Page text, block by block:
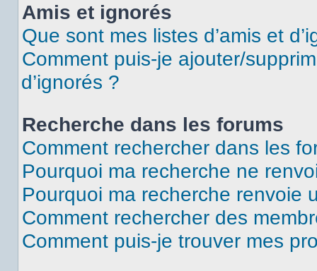
Amis et ignorés
Que sont mes listes d’amis et
Comment puis-je ajouter/
d’ignorés ?
Recherche dans les forums
Comment rechercher dans les
Pourquoi ma recherche ne
Pourquoi ma recherche renvoie
Comment rechercher des
Comment puis-je trouver mes